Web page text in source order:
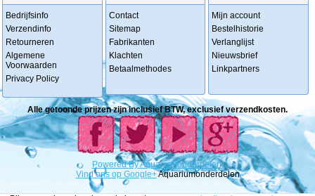
Bedrijfsinfo
Verzendinfo
Retourneren
Algemene
Voorwaarden
Privacy Policy
Contact
Sitemap
Fabrikanten
Klachten
Betaalmethodes
Mijn account
Bestelhistorie
Verlanglijst
Nieuwsbrief
Linkpartners
Alle getoonde prijzen zijn inclusief BTW, exclusief verzendkosten.
PoweredByAquariumonderdelen.
Vind ons op Google+Aquariumonderdelen